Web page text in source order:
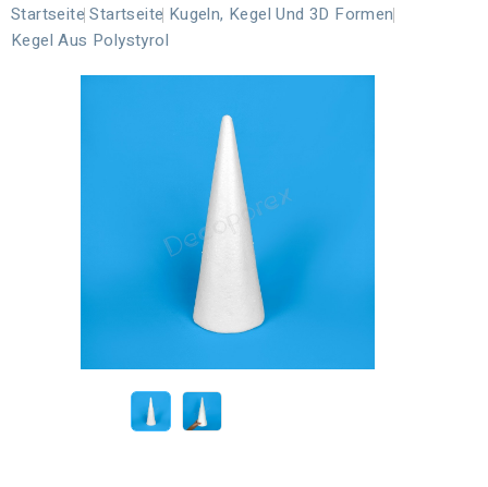
Startseite Startseite Kugeln, Kegel Und 3D Formen
Kegel Aus Polystyrol